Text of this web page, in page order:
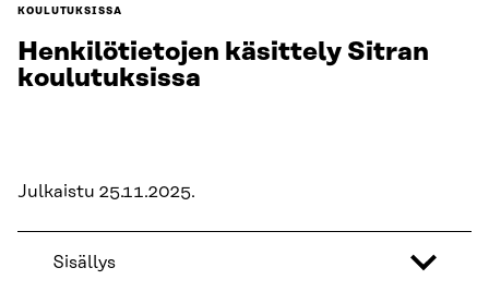
KOULUTUKSISSA
Henkilötietojen käsittely Sitran
koulutuksissa
Julkaistu 25.11.2025.
Sisällys